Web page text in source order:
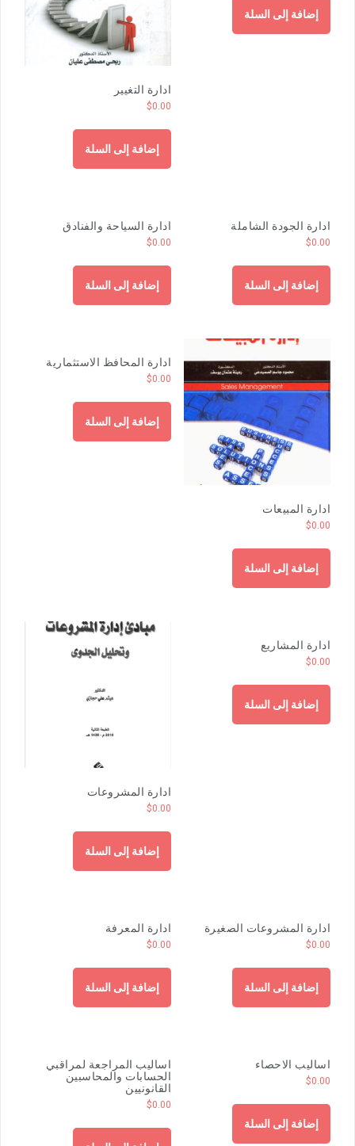
إضافة إلى السلة
ادارة التغيير
$0.00
إضافة إلى السلة
ادارة الجودة الشاملة
$0.00
إضافة إلى السلة
ادارة السياحة والفنادق
$0.00
إضافة إلى السلة
ادارة المبيعات
$0.00
إضافة إلى السلة
ادارة المحافظ الاستثمارية
$0.00
إضافة إلى السلة
ادارة المشاريع
$0.00
إضافة إلى السلة
ادارة المشروعات
$0.00
إضافة إلى السلة
ادارة المشروعات الصغيرة
$0.00
إضافة إلى السلة
ادارة المعرفة
$0.00
إضافة إلى السلة
اساليب الاحصاء
$0.00
إضافة إلى السلة
اساليب المراجعة لمراقبي
الحسابات والمحاسبين
القانونيين
$0.00